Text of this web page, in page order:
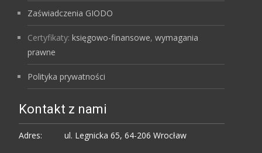
Zaświadczenia GIODO
Certyfikaty: księgowo-finansowe, wymagania
prawne
Polityka prywatności
Kontakt z nami
Adres: ul. Legnicka 65, 64-206 Wrocław